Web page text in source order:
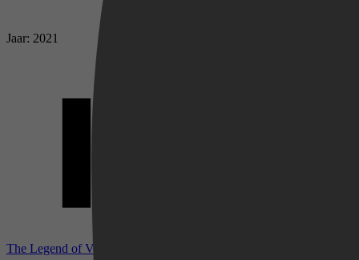
Jaar: 2021
The Legend of Vox Machina bij IMDb